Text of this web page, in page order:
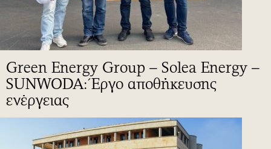
Green Energy Group – Solea Energy –
SUNWODA: Έργο αποθήκευσης
ενέργειας